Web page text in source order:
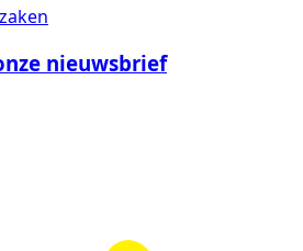
nieuwsbrief